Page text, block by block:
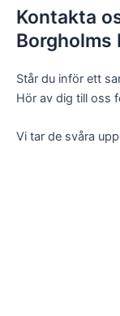
Kontakta
Borgholms
Står du inför ett
Hör av dig till oss
Vi tar de svåra